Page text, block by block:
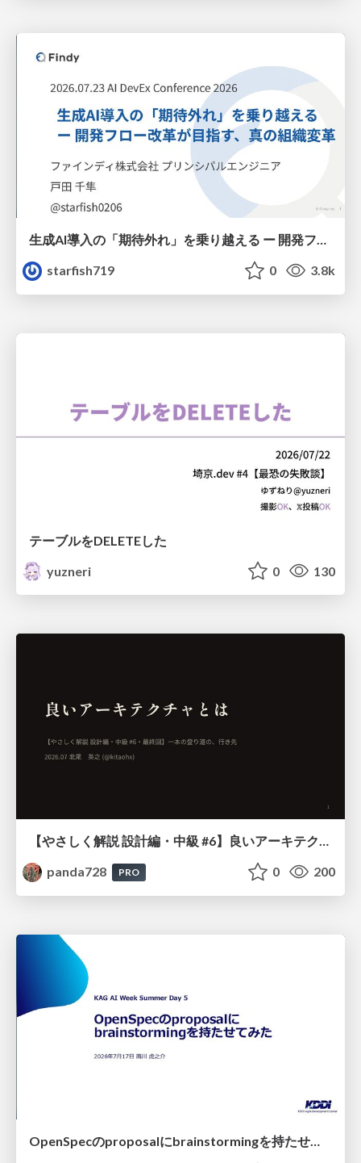
生成AI導入の「期待外れ」を乗り越える ー 開発フロー改革が目指す、真の組織変革
starfish719
0 3.8k
テーブルをDELETEした
yuzneri
0 130
【やさしく解説 設計編・中級 #6】良いアーキテクチャとは ～ 一本の登り道の、行き先 ～
panda728
PRO 0 200
OpenSpecのproposalにbrainstormingを持たせてみた